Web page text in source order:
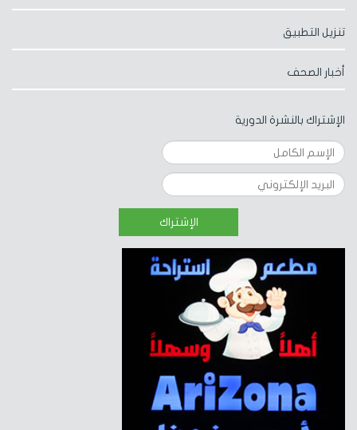
تنزيل التطبيق
أخبار الصحف
الإشتراك بالنشرة الدورية